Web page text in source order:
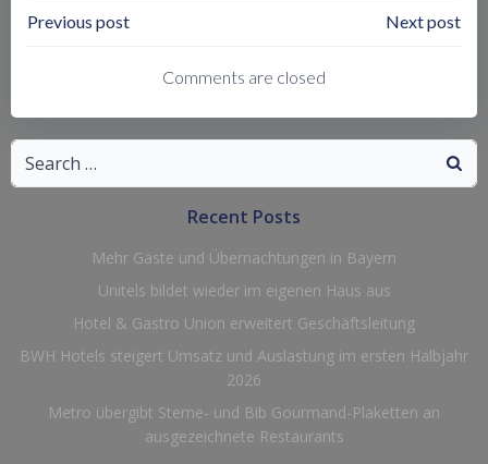
Post
Navigation
Previous post
Navigation
Next post
Comments are closed
Search
for:
Recent Posts
Mehr Gäste und Übernachtungen in Bayern
Unitels bildet wieder im eigenen Haus aus
Hotel & Gastro Union erweitert Geschäftsleitung
BWH Hotels steigert Umsatz und Auslastung im ersten Halbjahr
2026
Metro übergibt Sterne- und Bib Gourmand-Plaketten an
ausgezeichnete Restaurants